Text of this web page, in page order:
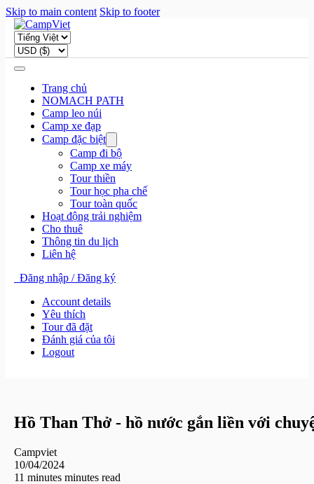
Skip to main content Skip to footer
Trang chủ
NOMACH PATH
Camp leo núi
Camp xe đạp
Camp đặc biệt
Camp đi bộ
Camp xe máy
Tour thiền
Tour học pha chế
Tour toàn quốc
Hoạt động trải nghiệm
Cho thuê
Thông tin du lịch
Liên hệ
Đăng nhập / Đăng ký
Account details
Yêu thích
Tour đã đặt
Đánh giá của tôi
Logout
Hồ Than Thở - hồ nước gắn liền với
Campviet
10/04/2024
11 minutes minutes read